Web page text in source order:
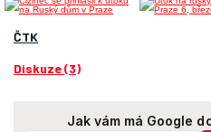
ČTK
Diskuze (3)
Jak vám má Google